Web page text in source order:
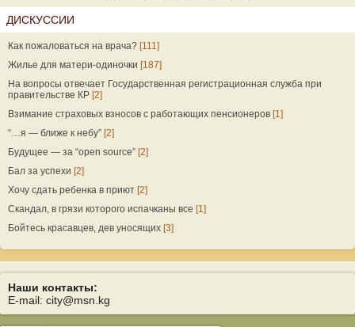
ДИСКУССИИ
Как пожаловаться на врача? [111]
Жилье для матери-одиночки [187]
На вопросы отвечает Государственная регистрационная служба при
правительстве КР [2]
Взимание страховых взносов с работающих пенсионеров [1]
“…я — ближе к небу” [2]
Будущее — за “open source” [2]
Бал за успехи [2]
Хочу сдать ребенка в приют [2]
Скандал, в грязи которого испачканы все [1]
Бойтесь красавцев, дев уносящих [3]
Наши контакты:
E-mail: city@msn.kg